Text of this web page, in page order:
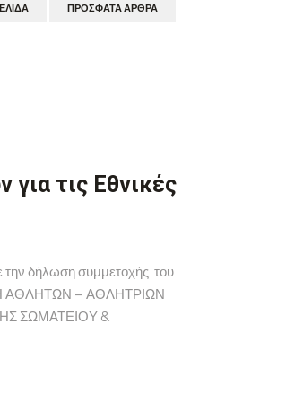
ΠΡΌΣΦΑΤΑ ΆΡΘΡΑ
τις Εθνικές
την δήλωση συμμετοχής του
ΑΘΛΗΤΩΝ – ΑΘΛΗΤΡΙΩΝ
ΣΩΜΑΤΕΙΟΥ &